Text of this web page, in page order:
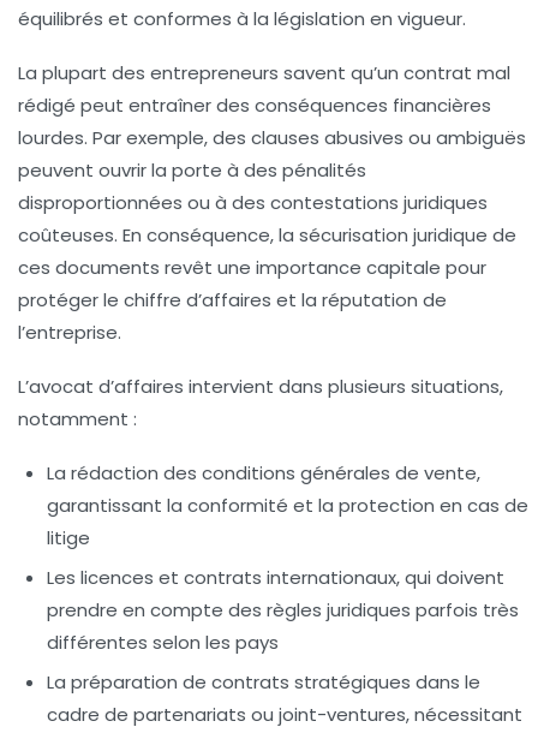
équilibrés et conformes à la législation en vigueur.
La plupart des entrepreneurs savent qu’un contrat mal
rédigé peut entraîner des conséquences financières
lourdes. Par exemple, des clauses abusives ou ambiguës
peuvent ouvrir la porte à des pénalités
disproportionnées ou à des contestations juridiques
coûteuses. En conséquence, la sécurisation juridique de
ces documents revêt une importance capitale pour
protéger le chiffre d’affaires et la réputation de
l’entreprise.
L’avocat d’affaires intervient dans plusieurs situations,
notamment :
La rédaction des conditions générales de vente,
garantissant la conformité et la protection en cas de
litige
Les licences et contrats internationaux, qui doivent
prendre en compte des règles juridiques parfois très
différentes selon les pays
La préparation de contrats stratégiques dans le
cadre de partenariats ou joint-ventures, nécessitant